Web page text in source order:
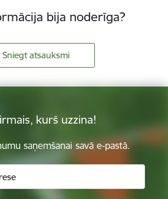
bija noderīga?
Sniegt atsauksmi
kurš uzzina!
saņemšanai savā e-pastā.